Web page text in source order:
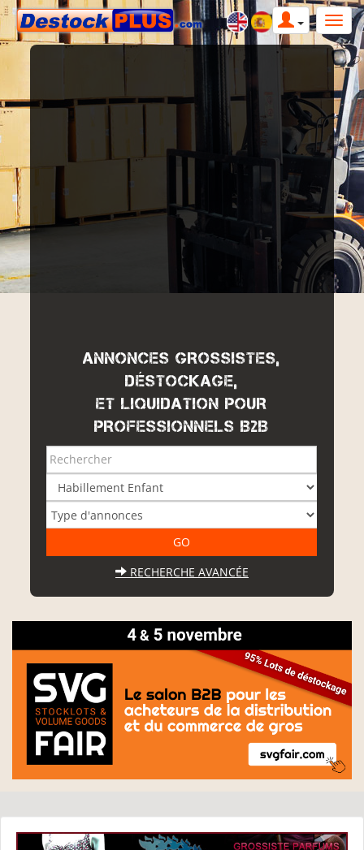
ANNONCES GROSSISTES,
DÉSTOCKAGE,
ET LIQUIDATION POUR
PROFESSIONNELS B2B
RECHERCHE AVANCÉE